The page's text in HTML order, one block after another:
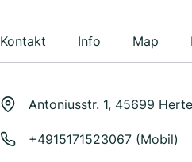
Kontakt Info Map
Antoniusstr. 1, 45699
+4915171523067 (Mobil)